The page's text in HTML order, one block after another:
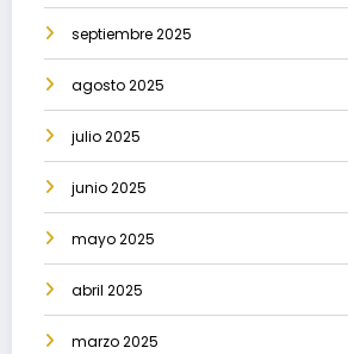
septiembre 2025
agosto 2025
julio 2025
junio 2025
mayo 2025
abril 2025
marzo 2025